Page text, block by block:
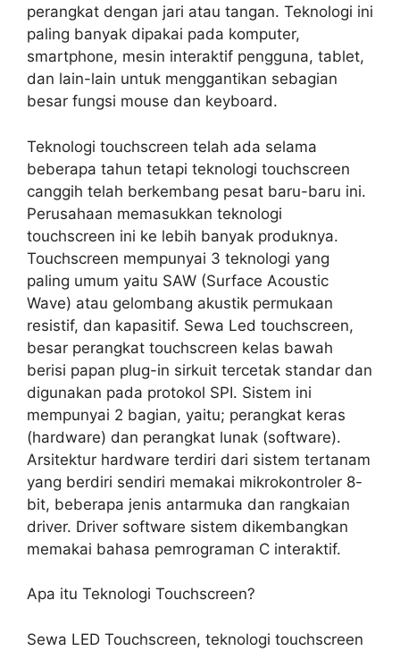
perangkat dengan jari atau tangan. Teknologi ini
paling banyak dipakai pada komputer,
smartphone, mesin interaktif pengguna, tablet,
dan lain-lain untuk menggantikan sebagian
besar fungsi mouse dan keyboard.
Teknologi touchscreen telah ada selama
beberapa tahun tetapi teknologi touchscreen
canggih telah berkembang pesat baru-baru ini.
Perusahaan memasukkan teknologi
touchscreen ini ke lebih banyak produknya.
Touchscreen mempunyai 3 teknologi yang
paling umum yaitu SAW (Surface Acoustic
Wave) atau gelombang akustik permukaan
resistif, dan kapasitif. Sewa Led touchscreen,
besar perangkat touchscreen kelas bawah
berisi papan plug-in sirkuit tercetak standar dan
digunakan pada protokol SPI. Sistem ini
mempunyai 2 bagian, yaitu; perangkat keras
(hardware) dan perangkat lunak (software).
Arsitektur hardware terdiri dari sistem tertanam
yang berdiri sendiri memakai mikrokontroler 8-
bit, beberapa jenis antarmuka dan rangkaian
driver. Driver software sistem dikembangkan
memakai bahasa pemrograman C interaktif.
Apa itu Teknologi Touchscreen?
Sewa LED Touchscreen, teknologi touchscreen